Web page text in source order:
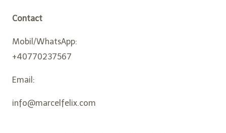
Contact
Mobil/WhatsApp:
+40770237567
Email:
info@marcelfelix.com